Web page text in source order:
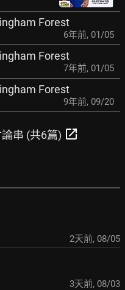
Forest
6年前, 01/05
Forest
7年前, 01/05
Forest
9年前, 09/20
串 (共6篇) open_in_new
2天前, 08/05
3天前, 08/03